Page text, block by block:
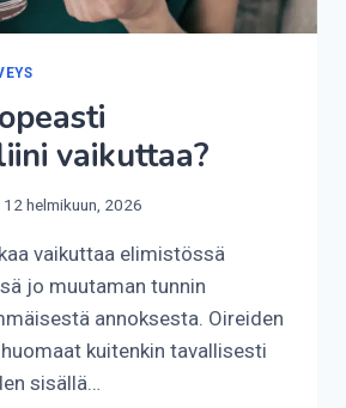
vaikuttaa?
12 helmikuun, 2026
vaikuttaa elimistössä
jo muutaman tunnin
annoksesta. Oireiden
kuitenkin tavallisesti
sisällä…